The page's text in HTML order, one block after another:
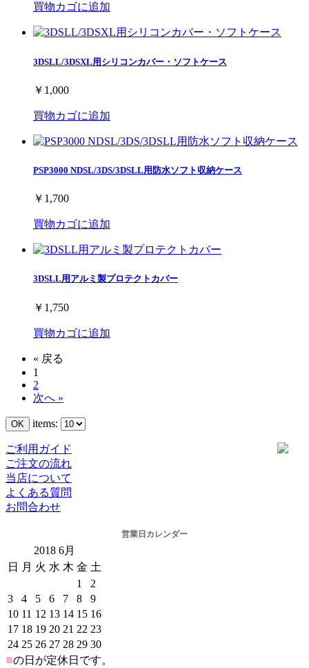
買物カゴに追加
3DSLL/3DSXL用シリコンカバー・ソフトケース
￥1,000
買物カゴに追加
PSP3000 NDSL/3DS/3DSLL用防水ソフト収納ケース
￥1,700
買物カゴに追加
3DSLL用アルミ製プロテクトカバー
￥1,750
買物カゴに追加
« 戻る
1
2
次へ »
items:
ご利用ガイド
ご注文の流れ
当店について
よくある質問
お問合わせ
営業日カレンダー
2018 6月
日
月 火 水 木 金 土
1
2
3
4 5 6 7 8
9
10 11 12 13 14 15 16
17 18 19 20 21 22 23
24 25 26 27 28 29 30
■の日が定休日です。